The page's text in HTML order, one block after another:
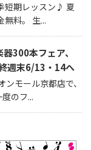
短期レッスン♪ 夏
無料。 生...
300本フェア、
週末6/13・14へ
モール京都店で、
のフ...